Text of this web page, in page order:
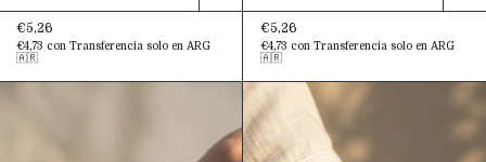
€5,26
€4,73 con Transferencia solo en ARG
🇦🇷
€5,26
€4,73 con Transferencia solo en ARG
🇦🇷